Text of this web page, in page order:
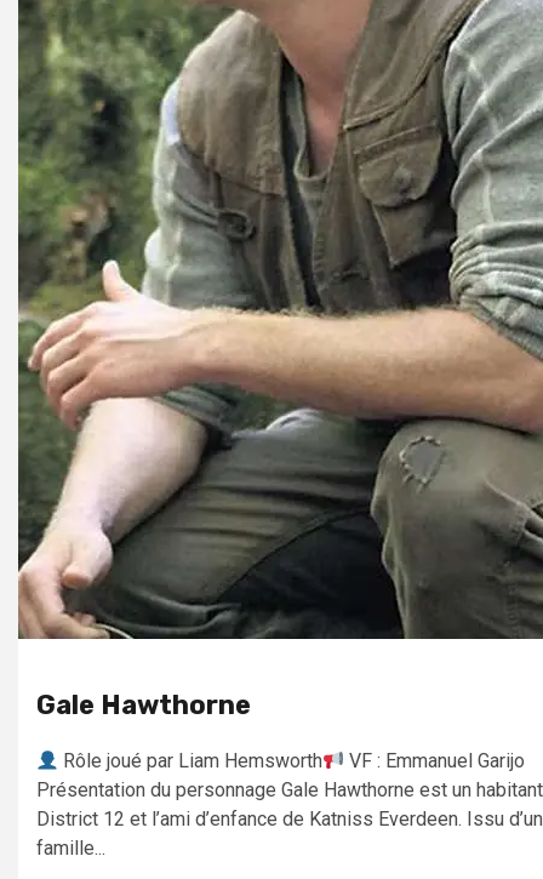
Gale Hawthorne
Rôle joué par Liam Hemsworth
VF : Emmanuel Garijo
Présentation du personnage Gale Hawthorne est un
District 12 et l’ami d’enfance de Katniss Everdeen. Issu
famille...